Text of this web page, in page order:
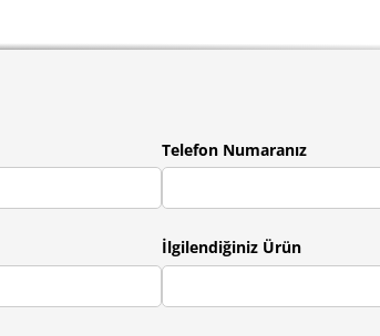
Telefon Numaranız
İlgilendiğiniz Ürün